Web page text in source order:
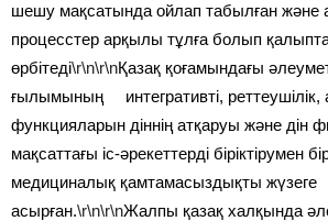
шешу мақсатында ойлап табылған және
процесстер арқылы тұлға болып
өрбітеді\r\n\r\nҚазақ қоғамындағы
ғылымының интегративті,
функцияларын діннің атқаруы және дін
мақсаттағы іс-әрекеттерді біріктірумен
медициналық қамтамасыздықты жүзеге
асырған.\r\n\r\nЖалпы қазақ халқында